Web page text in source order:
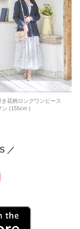
花柄ロングワンピース
ン (155cm )
／